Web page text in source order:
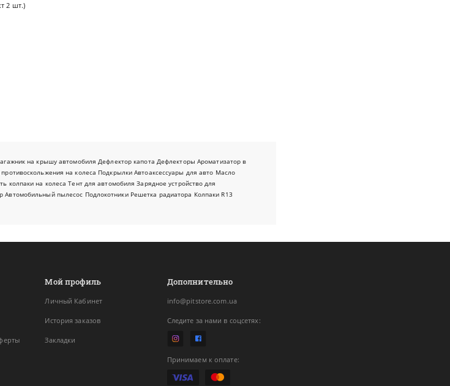
2 шт.)
на крышу автомобиля Дефлектор капота Дефлекторы Ароматизатор в
на колеса Подкрылки Автоаксессуары для авто Масло
колпаки на колеса Тент для автомобиля Зарядное устройство для
Автомобильный пылесос Подлокотники Решетка радиатора Колпаки R13
Мой профиль
Личный Кабинет
История заказов
Закладки
Дополнительно
info@pitstore.com.ua
Следите за нами в соцсетях:
Принимаем к оплате: